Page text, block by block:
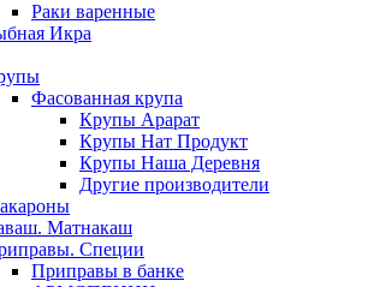
Раки варенные
Икра
Фасованная крупа
Крупы Арарат
Крупы Нат Продукт
Крупы Наша Деревня
Другие производители
Матнакаш
Специи
Приправы в банке